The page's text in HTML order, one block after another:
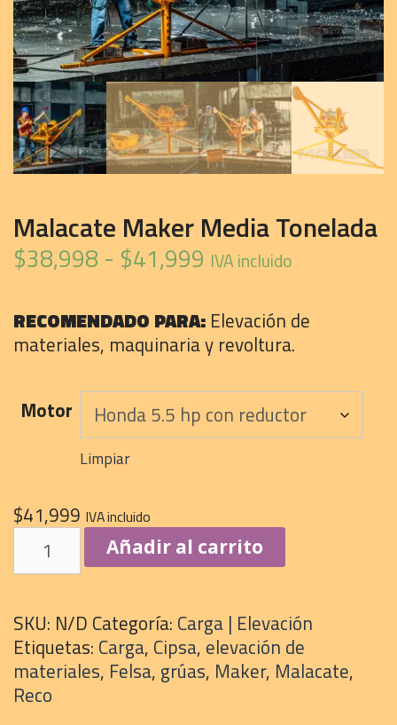
Malacate Maker Media Tonelada
$38,998 - $41,999 Rango
precios:
desde
hasta
$41,999
IVA incluido
RECOMENDADO PARA: Elevación de
materiales, maquinaria y revoltura.
Motor
Limpiar
$41,999 IVA incluido
Malacate
Maker
Tonelada
cantidad
Añadir al carrito
SKU: N/D Categoría: Carga | Elevación
Etiquetas: Carga, Cipsa, elevación de
materiales, Felsa, grúas, Maker, Malacate,
Reco